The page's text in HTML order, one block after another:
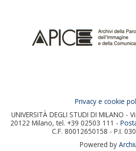
riscrivere pagine di storia culturale e
artistica.
Privacy e cookie
UNIVERSITÀ DEGLI STUDI DI MILANO -
20122 Milano, tel. +39 02503 111 -
C.F. 80012650158 - P.I.
Powered by